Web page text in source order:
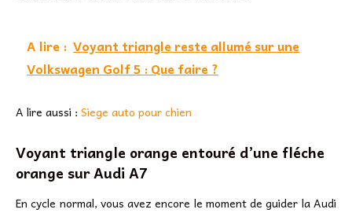
A lire : Voyant triangle reste allumé sur une
Volkswagen Golf 5 : Que faire ?
A lire aussi : Siege auto pour chien
Voyant triangle orange entouré d’une fléche
orange sur Audi A7
En cycle normal, vous avez encore le moment de guider la Audi